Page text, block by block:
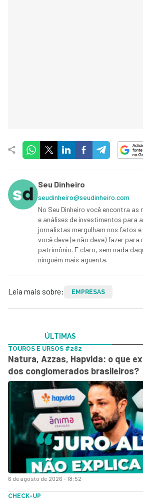
Seu Dinheiro
seudinheiro@seudinheiro.com
No Seu Dinheiro você encontra
e análises de investimentos para
jornalistas mergulham nos fatos e
você deve (e não deve) fazer para
patrimônio. E claro, sem nada
ninguém mais aguenta.
Leia mais sobre: EMPRESAS
ÚLTIMAS
6 de agosto de 2026 - 18:52
TOUROS E URSOS #282
Natura, Azzas, Hapvida: o que
dos conglomerados brasileiros?
CHECK-UP